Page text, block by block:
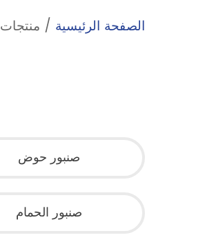
الصفحة الرئيسية / منتجات
صنبور حوض
صنبور الحمام